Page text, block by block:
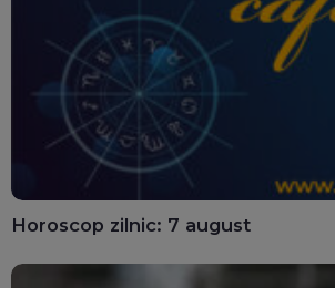
Horoscop zilnic: 7 august